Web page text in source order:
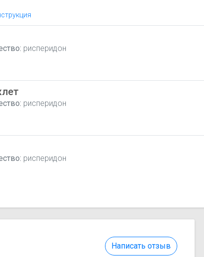
рисперидон
рисперидон
рисперидон
Написать отзыв